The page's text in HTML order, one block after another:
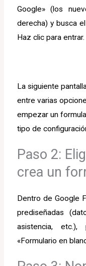
Google» (los
derecha) y busca
Haz clic para entrar.
La siguiente
entre varias
empezar un
tipo de
Paso 2:
crea un
Dentro de Google
prediseñadas
asistencia,
«Formulario en